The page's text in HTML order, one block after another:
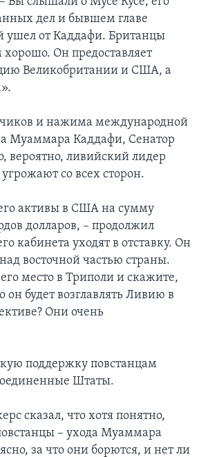
дел и бывшем главе
ушел от Каддафи. Британцы
Он предоставляет
Великобритании и США, а
и нажима международной
Муаммара Каддафи, Сенатор
вероятно, ливийский лидер
угрожают со всех сторон.
активы в США на сумму
долларов, – продолжил
кабинета уходят в отставку. Он
восточной частью страны.
место в Триполи и скажите,
будет возглавлять Ливию в
Они очень
поддержку повстанцам
Штаты.
сказал, что хотя понятно,
– ухода Муаммара
за что они борются, и нет ли